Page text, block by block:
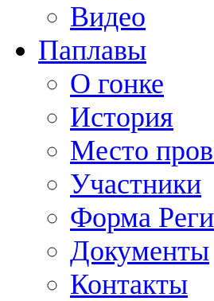
Видео
Паплавы
О гонке
История
Место
Участники
Форма
Документы
Контакты